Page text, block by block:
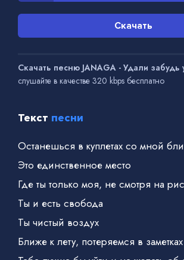
Скачать
Скачать песню JANAGA - Удали забудь
слушайте в качестве 320 kbps бесплатно
Текст песни
Останешься в куплетах со мной
Это единственное место
Где ты только моя, не смотря на
Ты и есть свобода
Ты чистый воздух
Ближе к лету, потеряемся в заметках